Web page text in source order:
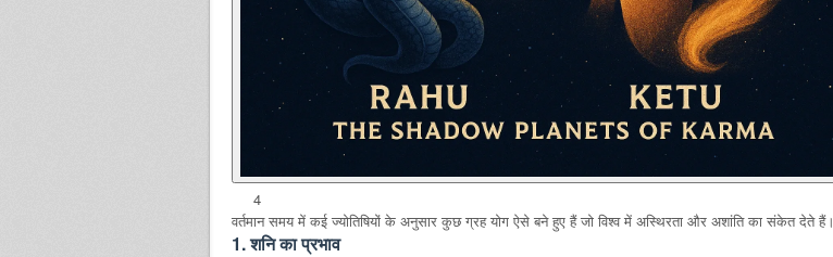
4
वर्तमान समय में कई ज्योतिषियों के अनुसार कुछ ग्रह योग ऐसे बने हुए हैं जो विश्व में अस्थिरता और अशांति का संकेत देते हैं।
1. शनि का प्रभाव